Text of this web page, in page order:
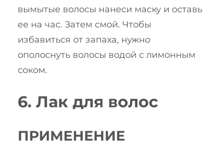
вымытые волосы нанеси маску и оставь
ее на час. Затем смой. Чтобы
избавиться от запаха, нужно
ополоснуть волосы водой с лимонным
соком.
6. Лак для волос
ПРИМЕНЕНИЕ